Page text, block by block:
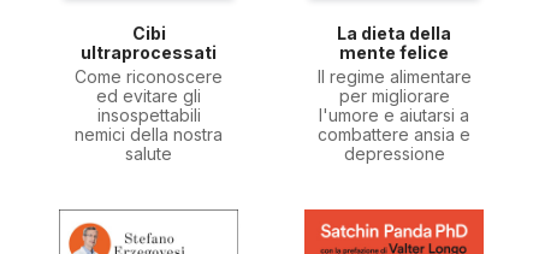
Cibi
ultraprocessati
Come riconoscere
ed evitare gli
insospettabili
nemici della nostra
salute
La dieta della
mente felice
Il regime alimentare
per migliorare
l'umore e aiutarsi a
combattere ansia e
depressione